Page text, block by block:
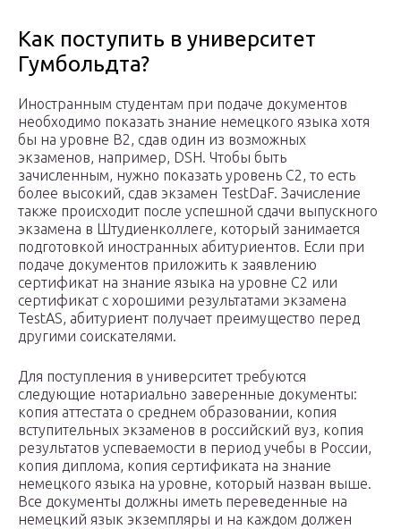
Как поступить в университет
Гумбольдта?
Иностранным студентам при подаче документов
необходимо показать знание немецкого языка хотя
бы на уровне В2, сдав один из возможных
экзаменов, например, DSH. Чтобы быть
зачисленным, нужно показать уровень С2, то есть
более высокий, сдав экзамен TestDaF. Зачисление
также происходит после успешной сдачи выпускного
экзамена в Штудиенколлеге, который занимается
подготовкой иностранных абитуриентов. Если при
подаче документов приложить к заявлению
сертификат на знание языка на уровне С2 или
сертификат с хорошими результатами экзамена
TestAS, абитуриент получает преимущество перед
другими соискателями.
Для поступления в университет требуются
следующие нотариально заверенные документы:
копия аттестата о среднем образовании, копия
вступительных экзаменов в российский вуз, копия
результатов успеваемости в период учебы в России,
копия диплома, копия сертификата на знание
немецкого языка на уровне, который назван выше.
Все документы должны иметь переведенные на
немецкий язык экземпляры и на каждом должен